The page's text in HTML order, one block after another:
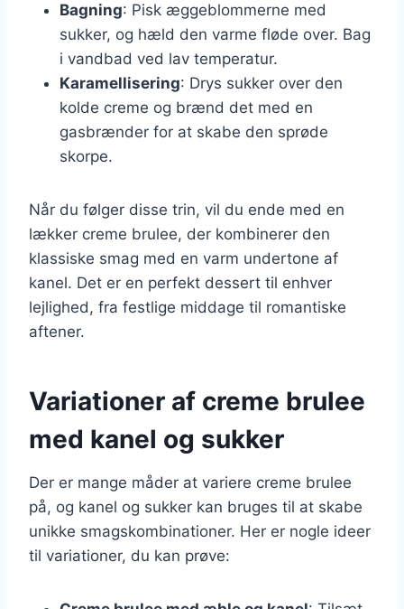
Bagning: Pisk æggeblommerne med
sukker, og hæld den varme fløde over. Bag
i vandbad ved lav temperatur.
Karamellisering: Drys sukker over den
kolde creme og brænd det med en
gasbrænder for at skabe den sprøde
skorpe.
Når du følger disse trin, vil du ende med en
lækker creme brulee, der kombinerer den
klassiske smag med en varm undertone af
kanel. Det er en perfekt dessert til enhver
lejlighed, fra festlige middage til romantiske
aftener.
Variationer af creme brulee
med kanel og sukker
Der er mange måder at variere creme brulee
på, og kanel og sukker kan bruges til at skabe
unikke smagskombinationer. Her er nogle ideer
til variationer, du kan prøve: